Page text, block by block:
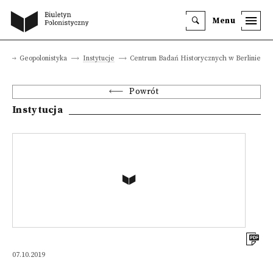
Menu
Geopolonistyka Instytucje Centrum Badań Historycznych w Berlinie
Powrót
Instytucja
07.10.2019